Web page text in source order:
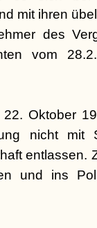
mit ihren
des
vom
Oktober
nicht mit
entlassen.
und ins